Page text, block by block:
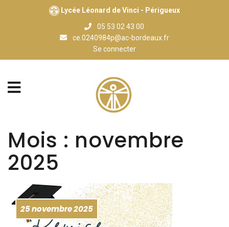
Lycée Léonard de Vinci - Périgueux
05 53 02 43 00
ce.0240984p@ac-bordeaux.fr
Se connecter
Mois : novembre
2025
25 novembre 2025